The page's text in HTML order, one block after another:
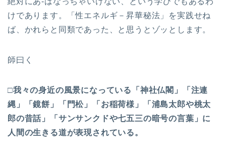
けであります。「性エネルギ－昇華秘法」を実践せね
ば、かれらと同類であった、と思うとゾッとします。
師曰く
□我々の身近の風景になっている「神社仏閣」「注連
縄」「鏡餅」「門松」「お稲荷様」「浦島太郎や桃太
郎の昔話」「サンサンクドや七五三の暗号の言葉」に
人間の生きる道が表現されている。